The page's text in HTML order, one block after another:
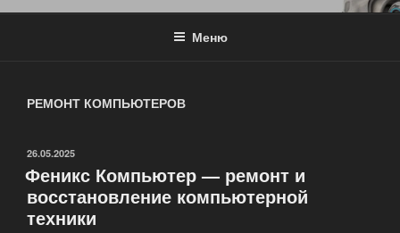
Меню
РЕМОНТ КОМПЬЮТЕРОВ
ОПУБЛИКОВАНО
26.05.2025
Феникс Компьютер — ремонт и
восстановление компьютерной
техники